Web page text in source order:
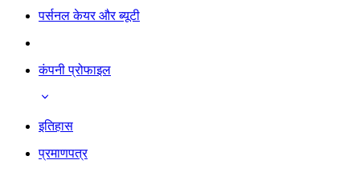
पर्सनल केयर और ब्यूटी
कंपनी प्रोफाइल
इतिहास
प्रमाणपत्र